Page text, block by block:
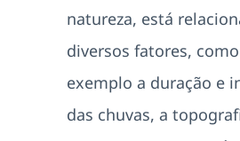
natureza, está
diversos fatores,
exemplo a duração e
das chuvas, a